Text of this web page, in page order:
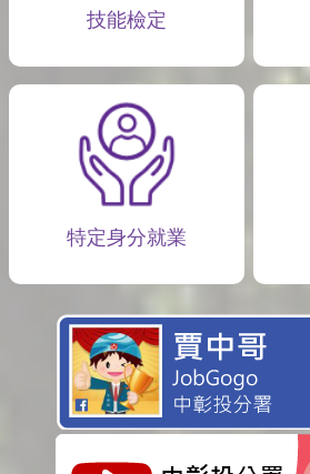
技能檢定
特定身分就業